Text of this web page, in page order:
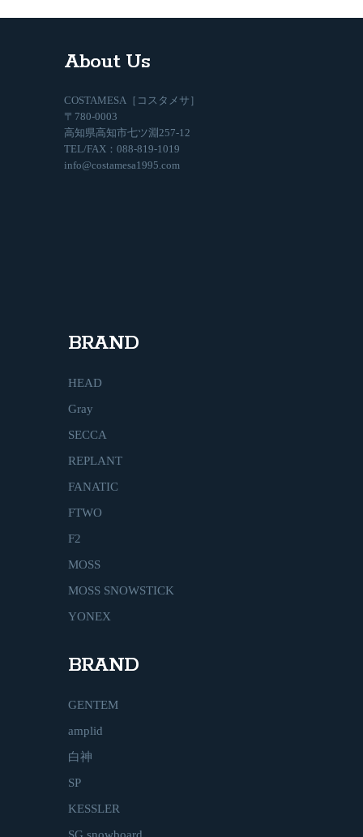
About Us
COSTAMESA［コスタメサ］
〒780-0003
高知県高知市七ツ淵257-12
TEL/FAX：088-819-1019
info@costamesa1995.com
BRAND
HEAD
Gray
SECCA
REPLANT
FANATIC
FTWO
F2
MOSS
MOSS SNOWSTICK
YONEX
BRAND
GENTEM
amplid
白神
SP
KESSLER